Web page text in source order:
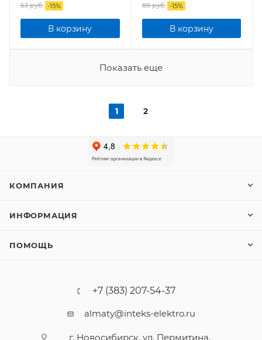
63 руб. -15%
В корзину
88 руб. -15%
В корзину
Показать еще
1 2
КОМПАНИЯ
ИНФОРМАЦИЯ
ПОМОЩЬ
+7 (383) 207-54-37
almaty@inteks-elektro.ru
г. Новосибирск, ул. Пермитина,